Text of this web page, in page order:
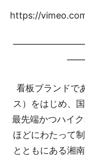
https://
看板ブランドで
ス）をはじめ、
最先端かつハイ
ほどにわたって
とともにある湘